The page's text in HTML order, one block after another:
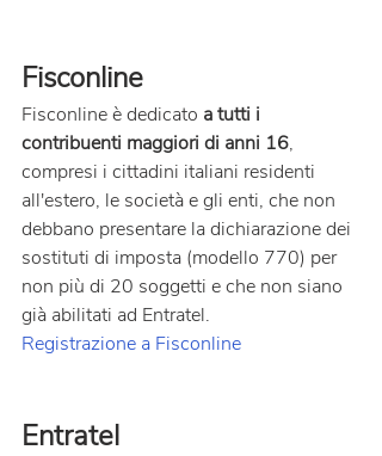
Fisconline
Fisconline è dedicato a tutti i
contribuenti maggiori di anni 16,
compresi i cittadini italiani residenti
all'estero, le società e gli enti, che non
debbano presentare la dichiarazione dei
sostituti di imposta (modello 770) per
non più di 20 soggetti e che non siano
già abilitati ad Entratel.
Registrazione a Fisconline
Entratel